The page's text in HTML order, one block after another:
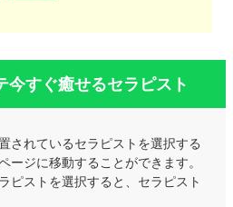
今すぐ癒せるセラピスト
されているセラピストを選択する
ージに移動することができます。
ピストを選択すると、セラピスト